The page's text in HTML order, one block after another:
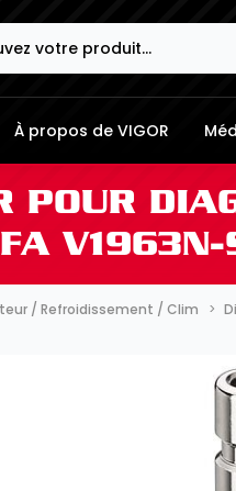
À propos de VIGOR
POUR
V1963N-
/ Refroidissement / Clim